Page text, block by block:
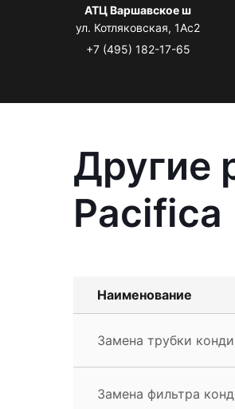
АТЦ Варшавское ш
ул. Котляковская, 1Ас2
+7 (495) 182-17-65
Другие
Pacifica
Наименование
Замена трубки
Замена фильтра